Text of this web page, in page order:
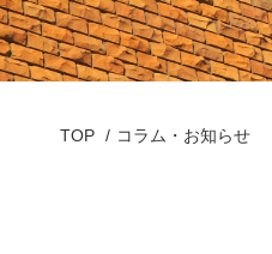
TOP コラム・お知らせ